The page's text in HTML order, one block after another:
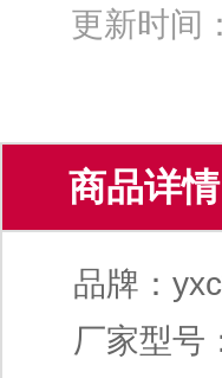
更新时间：
商品详情
品牌：
厂家型号